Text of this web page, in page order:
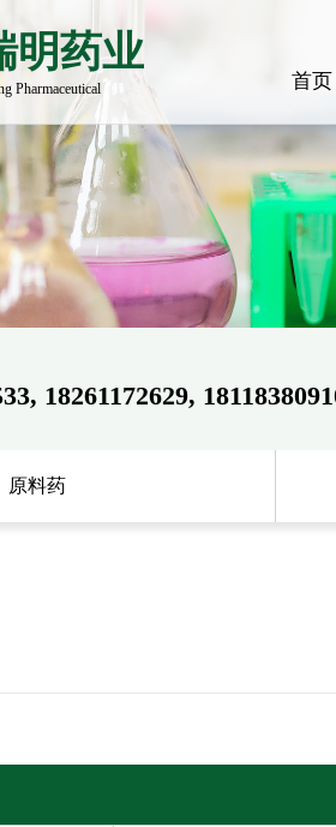
明药业
Pharmaceutical 首页
18261172629,
原料药